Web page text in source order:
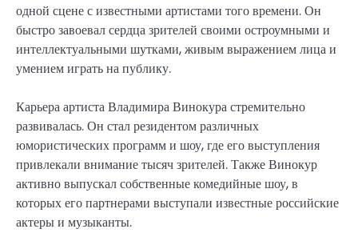
одной сцене с известными артистами того времени. Он
быстро завоевал сердца зрителей своими остроумными и
интеллектуальными шутками, живым выражением лица и
умением играть на публику.
Карьера артиста Владимира Винокура стремительно
развивалась. Он стал резидентом различных
юмористических программ и шоу, где его выступления
привлекали внимание тысяч зрителей. Также Винокур
активно выпускал собственные комедийные шоу, в
которых его партнерами выступали известные российские
актеры и музыканты.